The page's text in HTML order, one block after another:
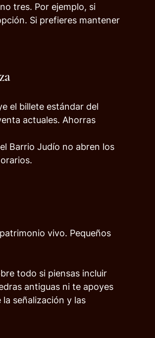
tres. Por ejemplo, si
Si prefieres mantener
el billete estándar del
actuales. Ahorras
Barrio Judío no abren los
vivo. Pequeños
todo si piensas incluir
antiguas ni te apoyes
señalización y las